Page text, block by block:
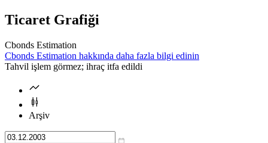
Ticaret Grafiği
Cbonds Estimation
Cbonds Estimation hakkında daha fazla bilgi edinin
Tahvil işlem görmez; ihraç itfa edildi
Arşiv